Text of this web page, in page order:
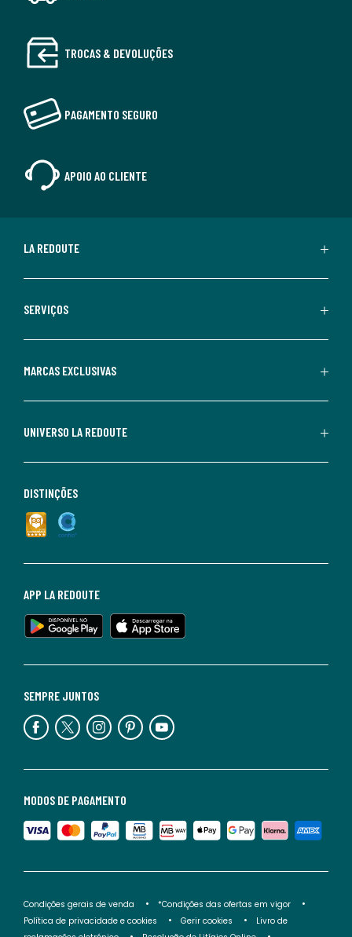
TROCAS & DEVOLUÇÕES
PAGAMENTO SEGURO
APOIO AO CLIENTE
LA REDOUTE
SERVIÇOS
MARCAS EXCLUSIVAS
UNIVERSO LA REDOUTE
MODOS DE PAGAMENTO
SEMPRE JUNTOS
APP LA REDOUTE
DISTINÇÕES
Condições gerais de venda
*Condições das ofertas em vigor
Política de privacidade e cookies
Gerir cookies
Livro de